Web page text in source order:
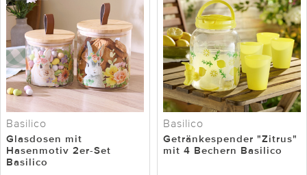
Basilico
Glasdosen mit
Hasenmotiv 2er-Set
Basilico
Basilico
Getränkespender "Zitrus"
mit 4 Bechern Basilico